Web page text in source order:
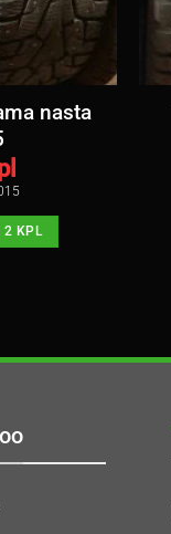
nasta
2 KPL